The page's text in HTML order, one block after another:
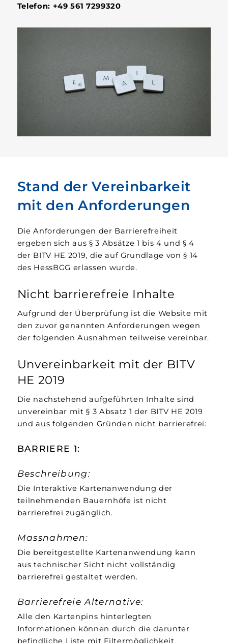
Telefon: +49 561 7299320
Stand der Vereinbarkeit
mit den Anforderungen
Die Anforderungen der Barrierefreiheit
ergeben sich aus § 3 Absätze 1 bis 4 und § 4
der BITV HE 2019, die auf Grundlage von § 14
des HessBGG erlassen wurde.
Nicht barrierefreie Inhalte
Aufgrund der Überprüfung ist die Website mit
den zuvor genannten Anforderungen wegen
der folgenden Ausnahmen teilweise vereinbar.
Unvereinbarkeit mit der BITV
HE 2019
Die nachstehend aufgeführten Inhalte sind
unvereinbar mit § 3 Absatz 1 der BITV HE 2019
und aus folgenden Gründen nicht barrierefrei:
BARRIERE 1:
Beschreibung:
Die Interaktive Kartenanwendung der
teilnehmenden Bauernhöfe ist nicht
barrierefrei zugänglich.
Massnahmen:
Die bereitgestellte Kartenanwendung kann
aus technischer Sicht nicht vollständig
barrierefrei gestaltet werden.
Barrierefreie Alternative:
Alle den Kartenpins hinterlegten
Informationen können durch die darunter
befindliche Liste mit Filtermöglichkeit